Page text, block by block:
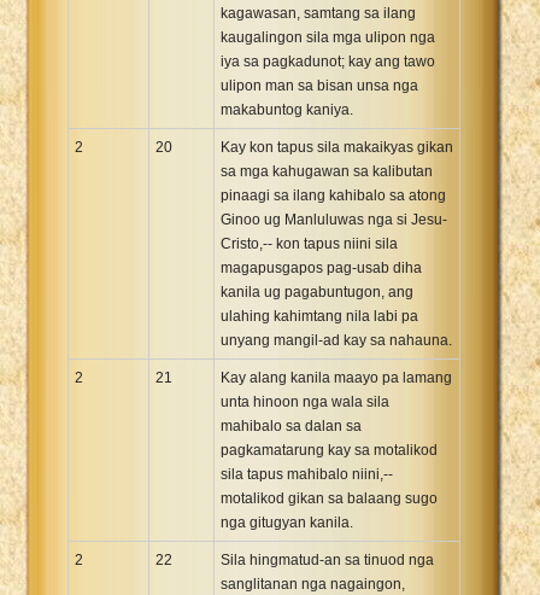
kagawasan, samtang sa ilang
kaugalingon sila mga ulipon nga
iya sa pagkadunot; kay ang tawo
ulipon man sa bisan unsa nga
makabuntog kaniya.
2 20
Kay kon tapus sila makaikyas gikan
sa mga kahugawan sa kalibutan
pinaagi sa ilang kahibalo sa atong
Ginoo ug Manluluwas nga si Jesu-
Cristo,-- kon tapus niini sila
magapusgapos pag-usab diha
kanila ug pagabuntugon, ang
ulahing kahimtang nila labi pa
unyang mangil-ad kay sa nahauna.
2 21
Kay alang kanila maayo pa lamang
unta hinoon nga wala sila
mahibalo sa dalan sa
pagkamatarung kay sa motalikod
sila tapus mahibalo niini,--
motalikod gikan sa balaang sugo
nga gitugyan kanila.
2 22
Sila hingmatud-an sa tinuod nga
sanglitanan nga nagaingon,